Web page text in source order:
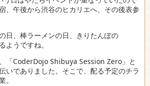
、午後から渋谷のヒカリエへ、その後表参
日、棒ラーメンの日、きりたんぽの
ようですね。
「CoderDojo Shibuya Session Zero」と
いでありました。そこで、配る予定のチラ
。